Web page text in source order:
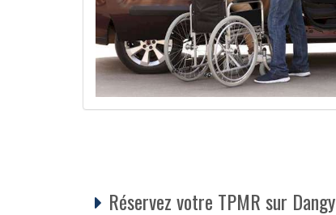
Réservez votre TPMR sur Dangy